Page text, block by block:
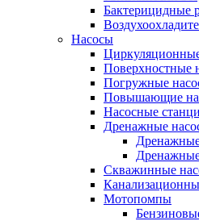
Бактерицидные
Насосы
Поверхностные
Погружные
Повышающие
Насосные
Дренажные
Скважинные
Мотопомпы